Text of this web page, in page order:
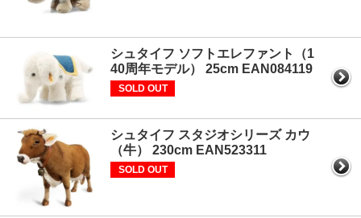
シュタイフ ソフトエレファント（1
40周年モデル） 25cm EAN084119
SOLD OUT
シュタイフ スタジオシリーズ カウ
（牛） 230cm EAN523311
SOLD OUT